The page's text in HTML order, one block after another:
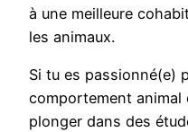
à une meilleure
les animaux.
Si tu es passionné(e)
comportement animal
plonger dans des